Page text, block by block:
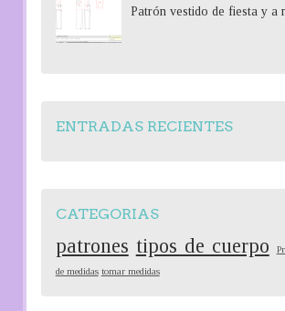
Patrón vestido de fiesta y a
ENTRADAS RECIENTES
CATEGORIAS
patrones tipos de cuerpo
de medidas tomar medidas